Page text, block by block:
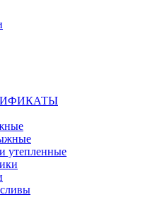
утепленные